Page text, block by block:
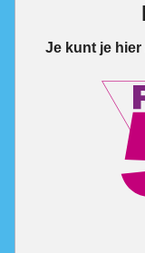
Je kunt je